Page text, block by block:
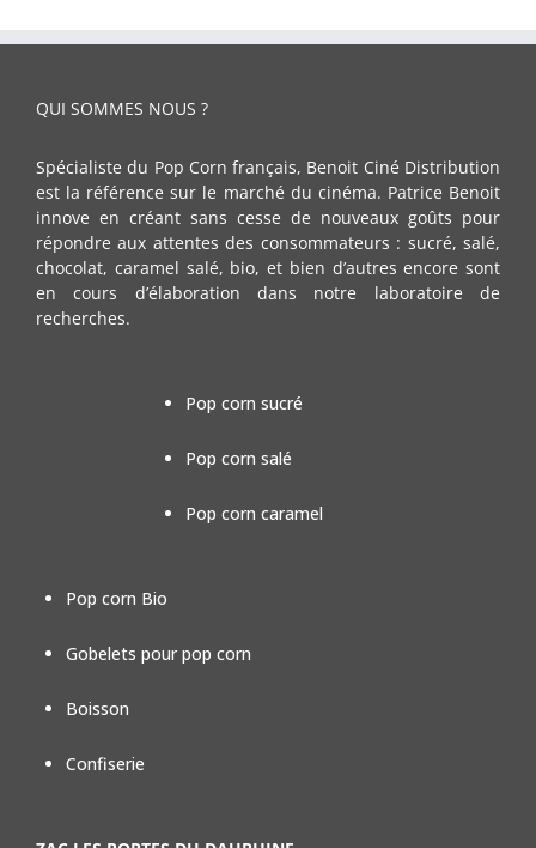
QUI SOMMES NOUS ?
Spécialiste du Pop Corn français, Benoit Ciné Distribution
est la référence sur le marché du cinéma. Patrice Benoit
innove en créant sans cesse de nouveaux goûts pour
répondre aux attentes des consommateurs : sucré, salé,
chocolat, caramel salé, bio, et bien d’autres encore sont
en cours d’élaboration dans notre laboratoire de
recherches.
Pop corn sucré
Pop corn salé
Pop corn caramel
Pop corn Bio
Gobelets pour pop corn
Boisson
Confiserie